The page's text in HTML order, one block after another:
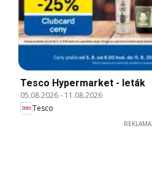
Tesco Hypermarket - leták
05.08.2026- 11.08.2026
Tesco
REKLAMA